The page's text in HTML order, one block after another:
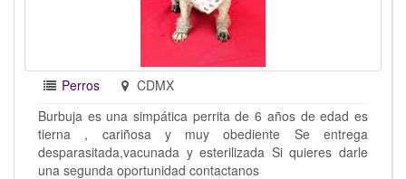
Perros
CDMX
Burbuja es una simpática perrita de 6 años de edad es
tierna , cariñosa y muy obediente Se entrega
desparasitada,vacunada y esterilizada Si quieres darle
una segunda oportunidad contactanos